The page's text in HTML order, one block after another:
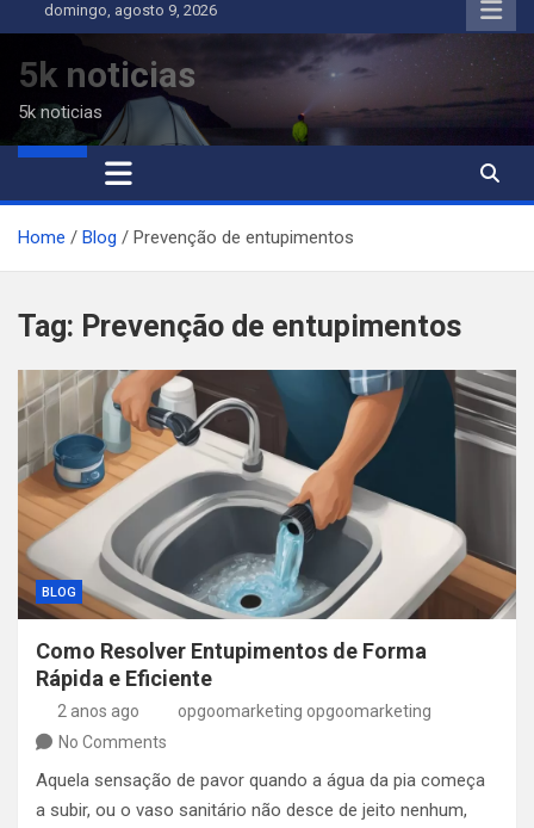
to
content
domingo, agosto 9, 2026
5k noticias
5k noticias
Home Blog Prevenção de entupimentos
Tag: Prevenção de entupimentos
BLOG
Como Resolver Entupimentos de Forma
Rápida e Eficiente
2 anos ago
opgoomarketing opgoomarketing
No Comments
Aquela sensação de pavor quando a água da pia começa
a subir, ou o vaso sanitário não desce de jeito nenhum,